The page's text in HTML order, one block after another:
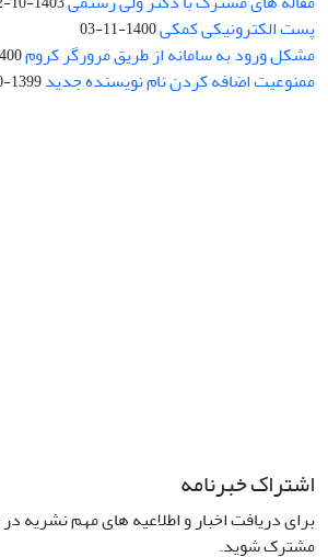
پست الکترونیکی کمکی1400-11-03
مشکل ورود به سامانه از طریق مرورگر کروم03-22
ممنوعیت اضافه کردن نام نویسنده جدید1399-10-12
اشتراک خبرنامه
برای دریافت اخبار و اطلاعیه های مهم نشریه
مشترک شوید.